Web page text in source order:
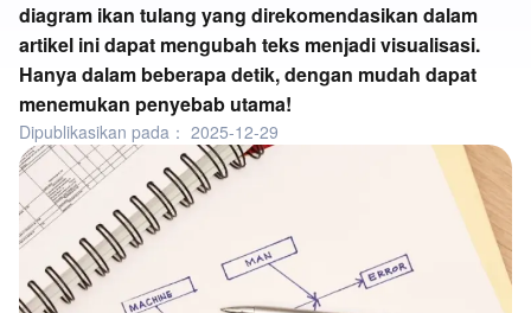
diagram ikan tulang yang direkomendasikan dalam
artikel ini dapat mengubah teks menjadi visualisasi.
Hanya dalam beberapa detik, dengan mudah dapat
menemukan penyebab utama!
Dipublikasikan pada： 2025-12-29